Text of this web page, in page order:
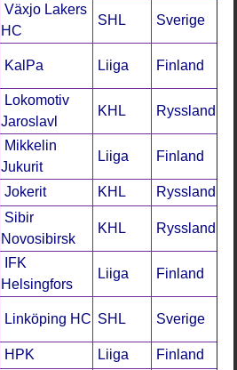
Växjo Lakers
HC
SHL Sverige
KalPa Liiga Finland
Lokomotiv
Jaroslavl
KHL Ryssland
Mikkelin
Jukurit
Liiga Finland
Jokerit KHL Ryssland
Sibir
Novosibirsk
KHL Ryssland
IFK
Helsingfors
Liiga Finland
Linköping HC SHL Sverige
HPK Liiga Finland